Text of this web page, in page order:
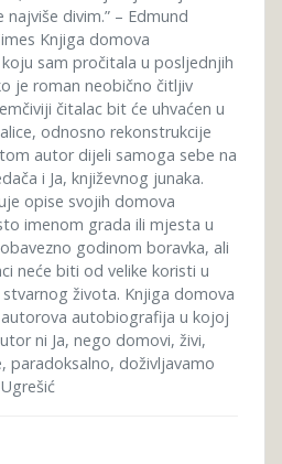
divim.” – Edmund
Knjiga domova
sam pročitala u posljednjih
je roman neobično čitljiv
čitalac bit će uhvaćen u
odnosno rekonstrukcije
autor dijeli samoga sebe na
i Ja, književnog junaka.
opise svojih domova
imenom grada ili mjesta u
godinom boravka, ali
neće biti od velike koristi u
života. Knjiga domova
autobiografija u kojoj
ni Ja, nego domovi, živi,
paradoksalno, doživljavamo